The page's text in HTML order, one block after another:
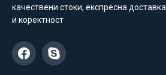
качествени стоки, експресна доставка
и коректност